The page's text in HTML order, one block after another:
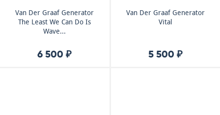
Van Der Graaf Generator
The Least We Can Do Is
Wave...
6 500 ₽
Van Der Graaf Generator
Vital
5 500 ₽